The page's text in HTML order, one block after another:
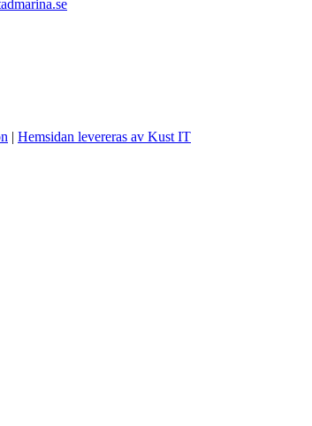
| Hemsidan levereras av Kust IT